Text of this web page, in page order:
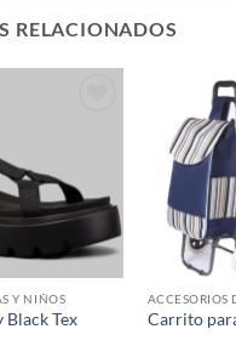
RELACIONADOS
Y NIÑOS
Black Tex
ACCESORIOS
Carrito